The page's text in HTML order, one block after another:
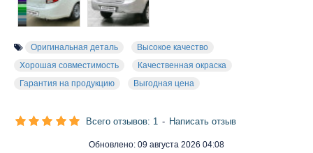
Оригинальная деталь
Высокое качество
Хорошая совместимость
Качественная окраска
Гарантия на продукцию
Выгодная цена
Обновлено: 09 августа 2026 04:08
Всего отзывов: 1 - Написать отзыв